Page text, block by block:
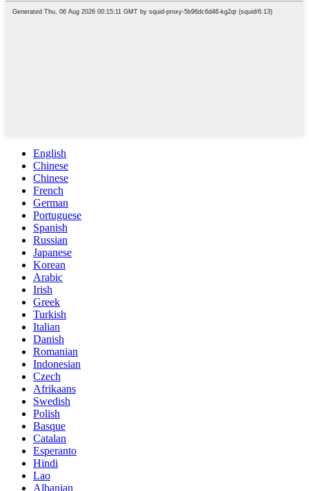
English
Chinese
Chinese
French
German
Portuguese
Spanish
Russian
Japanese
Korean
Arabic
Irish
Greek
Turkish
Italian
Danish
Romanian
Indonesian
Czech
Afrikaans
Swedish
Polish
Basque
Catalan
Esperanto
Hindi
Lao
Albanian